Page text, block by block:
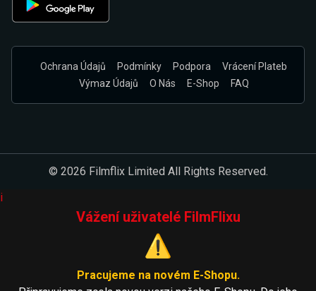
Ochrana Údajů Podmínky Podpora
Vrácení Plateb
Výmaz Údajů
O Nás E-Shop FAQ
© 2026 Filmflix Limited All Rights Reserved.
i
Vážení uživatelé FilmFlixu
⚠️
Pracujeme na novém E-Shopu.